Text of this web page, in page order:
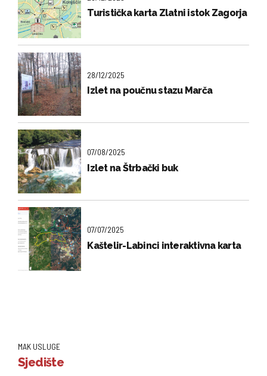
Turistička karta Zlatni istok Zagorja
28/12/2025
Izlet na poučnu stazu Marča
07/08/2025
Izlet na Štrbački buk
07/07/2025
Kaštelir-Labinci interaktivna karta
MAK USLUGE
Sjedište